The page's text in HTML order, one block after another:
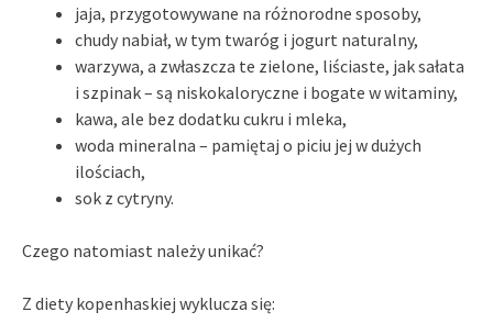
jaja, przygotowywane na różnorodne sposoby,
chudy nabiał, w tym twaróg i jogurt naturalny,
warzywa, a zwłaszcza te zielone, liściaste, jak sałata
i szpinak – są niskokaloryczne i bogate w witaminy,
kawa, ale bez dodatku cukru i mleka,
woda mineralna – pamiętaj o piciu jej w dużych
ilościach,
sok z cytryny.
Czego natomiast należy unikać?
Z diety kopenhaskiej wyklucza się: